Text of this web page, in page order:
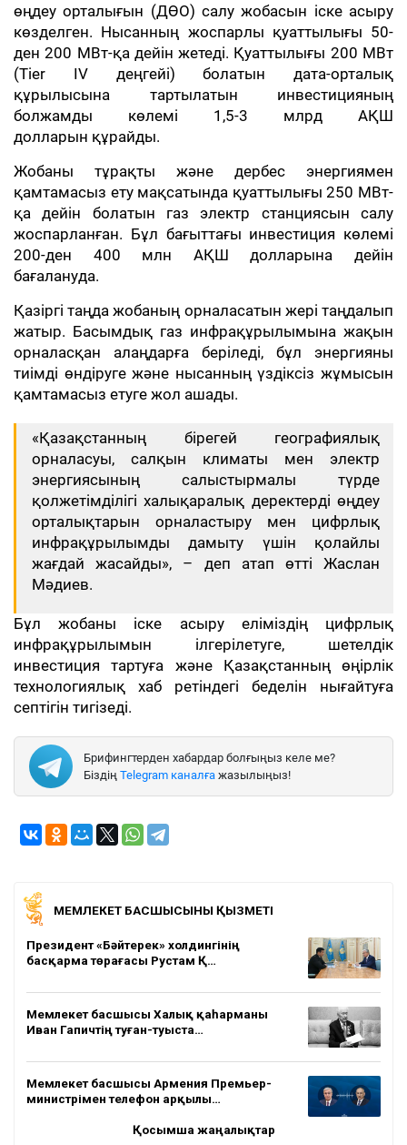
өңдеу орталығын (ДӨО) салу жобасын іске асыру
көзделген. Нысанның жоспарлы қуаттылығы 50-
ден 200 МВт-қа дейін жетеді. Қуаттылығы 200 МВт
(Tier IV деңгейі) болатын дата-орталық
құрылысына тартылатын инвестицияның
болжамды көлемі 1,5-3 млрд АҚШ
долларын құрайды.
Жобаны тұрақты және дербес энергиямен
қамтамасыз ету мақсатында қуаттылығы 250 МВт-
қа дейін болатын газ электр станциясын салу
жоспарланған. Бұл бағыттағы инвестиция көлемі
200-ден 400 млн АҚШ долларына дейін
бағалануда.
Қазіргі таңда жобаның орналасатын жері таңдалып
жатыр. Басымдық газ инфрақұрылымына жақын
орналасқан алаңдарға беріледі, бұл энергияны
тиімді өндіруге және нысанның үздіксіз жұмысын
қамтамасыз етуге жол ашады.
«Қазақстанның бірегей географиялық
орналасуы, салқын климаты мен электр
энергиясының салыстырмалы түрде
қолжетімділігі халықаралық деректерді өңдеу
орталықтарын орналастыру мен цифрлық
инфрақұрылымды дамыту үшін қолайлы
жағдай жасайды», – деп атап өтті Жаслан
Мәдиев.
Бұл жобаны іске асыру еліміздің цифрлық
инфрақұрылымын ілгерілетуге, шетелдік
инвестиция тартуға және Қазақстанның өңірлік
технологиялық хаб ретіндегі беделін нығайтуға
септігін тигізеді.
Брифингтерден хабардар болғыңыз келе ме?
Біздің Telegram каналға жазылыңыз!
МЕМЛЕКЕТ БАСШЫСЫНЫҢ ҚЫЗМЕТІ
Президент «Бәйтерек» холдингінің
басқарма төрағасы Рустам Қ…
Мемлекет басшысы Халық қаһарманы
Иван Гапичтің туған-туыста…
Мемлекет басшысы Армения Премьер-
министрімен телефон арқылы…
Қосымша жаңалықтар